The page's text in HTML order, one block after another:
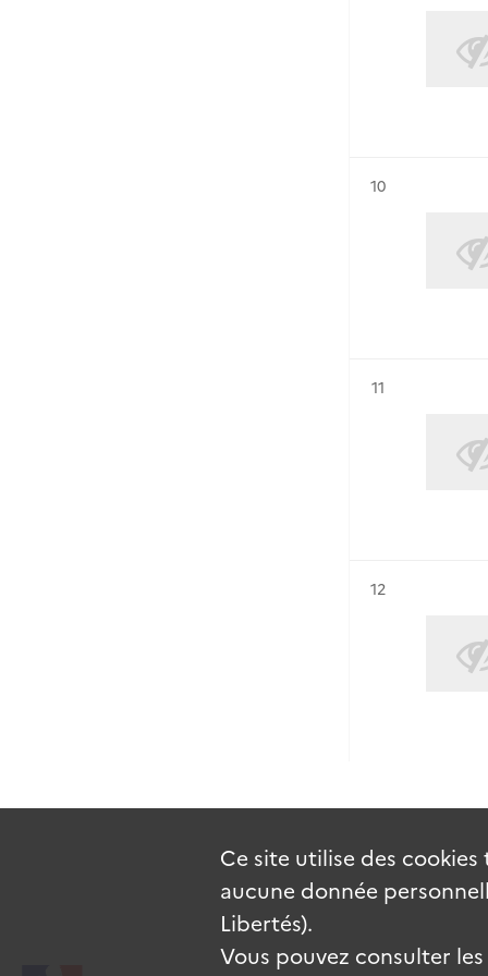
Résultat n°
10
Résultat n°
11
Résultat n°
12
Ce site utilise des cookies
aucune donnée
Libertés).
Vous pouvez consulter